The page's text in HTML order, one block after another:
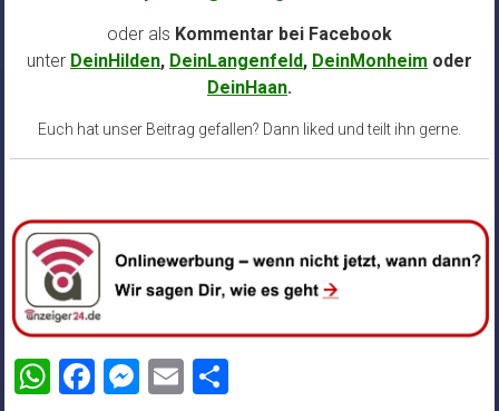
oder als Kommentar bei Facebook
unter DeinHilden, DeinLangenfeld, DeinMonheim oder
DeinHaan.
Euch hat unser Beitrag gefallen? Dann liked und teilt ihn gerne.
WhatsApp
Facebook
Messenger
EmailTeilen